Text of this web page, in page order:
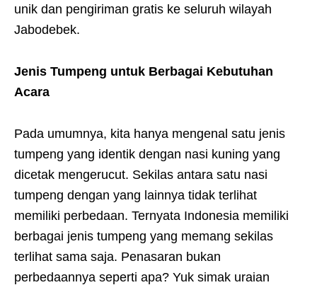
unik dan pengiriman gratis ke seluruh wilayah
Jabodebek.
Jenis Tumpeng untuk Berbagai Kebutuhan
Acara
Pada umumnya, kita hanya mengenal satu jenis
tumpeng yang identik dengan nasi kuning yang
dicetak mengerucut. Sekilas antara satu nasi
tumpeng dengan yang lainnya tidak terlihat
memiliki perbedaan. Ternyata Indonesia memiliki
berbagai jenis tumpeng yang memang sekilas
terlihat sama saja. Penasaran bukan
perbedaannya seperti apa? Yuk simak uraian